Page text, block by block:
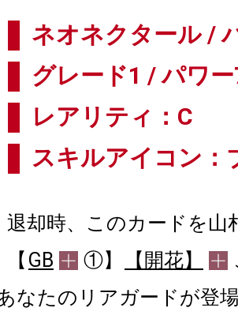
ネオネクタール /
グレード1 / パワ
レアリティ：C
スキルアイコン：
退却時、このカードを
【 GB ①】 【開花】
なたのリアガードが登